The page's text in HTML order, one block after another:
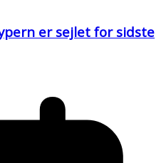
er sejlet for sidste